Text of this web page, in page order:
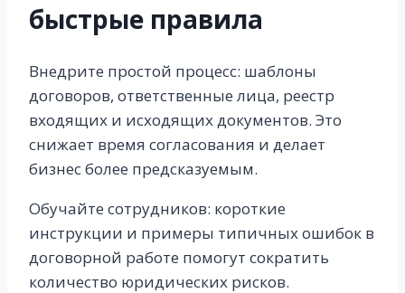
быстрые правила
Внедрите простой процесс: шаблоны
договоров, ответственные лица, реестр
входящих и исходящих документов. Это
снижает время согласования и делает
бизнес более предсказуемым.
Обучайте сотрудников: короткие
инструкции и примеры типичных ошибок в
договорной работе помогут сократить
количество юридических рисков.